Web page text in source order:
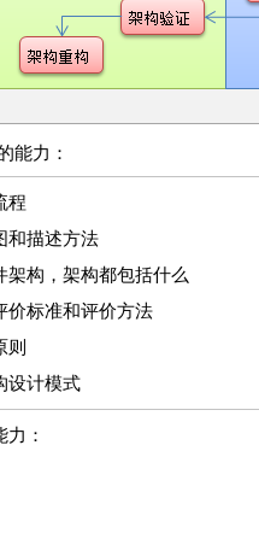
能力：
程
和描述方法
架构，架构都包括什么
价标准和评价方法
则
设计模式
：